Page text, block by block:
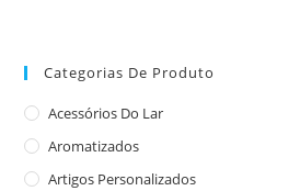
Categorias De Produto
Acessórios Do Lar
Aromatizados
Artigos Personalizados